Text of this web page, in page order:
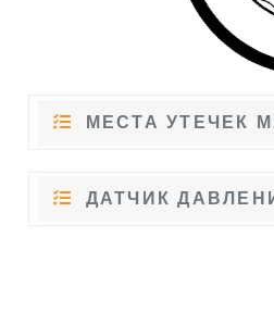
МЕСТА УТЕЧЕК
ДАТЧИК